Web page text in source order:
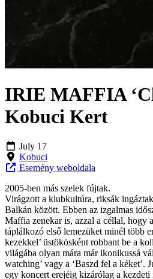
IRIE MAFFIA
Kobuci Kert
July 17
Kobuci
Esemény weboldala
2005-ben más szelek fújtak.
Virágzott a klubkultúra, riksák
Balkán között. Ebben az izgalmas
Maffia zenekar is, azzal a céllal, hogy
táplálkozó első lemezüket minél több
kezekkel’ üstökösként robbant be a
világába olyan mára már ikonikussá
watching’ vagy a ‘Baszd fel a kéket’.
egy koncert erejéig kizárólag a